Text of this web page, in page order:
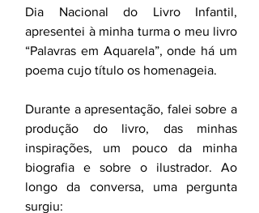
Dia Nacional do Livro Infantil,
apresentei à minha turma o meu livro
“Palavras em Aquarela”, onde há um
poema cujo título os homenageia.
Durante a apresentação, falei sobre a
produção do livro, das minhas
inspirações, um pouco da minha
biografia e sobre o ilustrador. Ao
longo da conversa, uma pergunta
surgiu: